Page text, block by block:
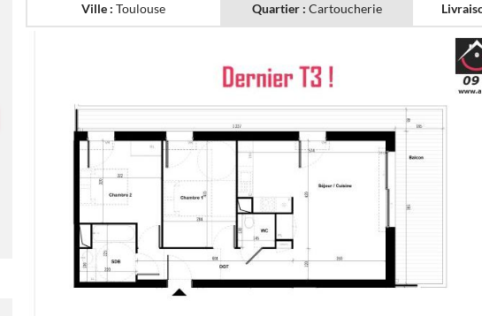
Ville : Toulouse Quartier : Cartoucherie